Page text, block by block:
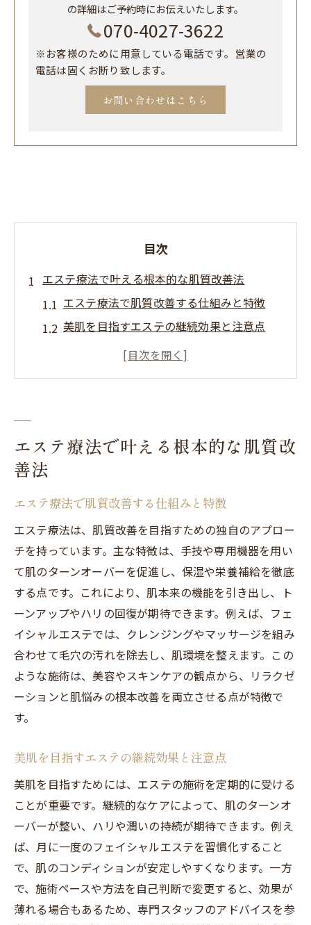
の詳細はご予約時にお伝えいたします。
070-4027-3622
※お客様のために用意している電話です。営業の
電話は固くお断り致します。
お問い合わせはこちら
目次
エステ療法で叶える根本的な肌質改善法
エステ療法で肌質改善する仕組みと特徴
美肌を目指すエステの継続効果と注意点
エステ施術でリスクを抑えた肌ケアを実現
エステ施術後の肌コンディションの変化と
エステと美容皮膚科の施術内容を比較解説
エステと医療で異なる安全性への配慮点
美容皮膚科とエステどっちを選ぶべき？
エステ療法と医療行為の役割の違いを理解
エステとサロンの違いで得られる効果とは
エステと美容医療の費用対効果を知る
美肌を目指すならエステ療法の選び方が鍵
自分に合うエステ療法の見極め方とポイン
ト
エステの意味ない施術を避ける方法
施術内容や効果を事前に確認する重要性
口コミや体験談も活かすエステ選び
医療とエステの施術は何が違うのか解説
エステと医療の施術方法の根本的な相違点
医療エステと一般エステの違いを知ろう
フォトフェイシャルの違いを徹底解説
エステ療法で叶える根本的な肌質改
善法
エステ療法で肌質改善する仕組みと特徴
エステ療法は、肌質改善を目指すための独自のアプロー
チを持っています。主な特徴は、手技や専用機器を用い
て肌のターンオーバーを促進し、保湿や栄養補給を徹底
する点です。これにより、肌本来の機能を引き出し、ト
ーンアップやハリの回復が期待できます。例えば、フェ
イシャルエステでは、クレンジングやマッサージを組み
合わせて毛穴の汚れを除去し、肌環境を整えます。この
ような施術は、美容やスキンケアの観点から、リラクゼ
ーションと肌悩みの根本改善を両立させる点が特徴で
す。
美肌を目指すエステの継続効果と注意点
美肌を目指すためには、エステの施術を定期的に受ける
ことが重要です。継続的なケアによって、肌のターンオ
ーバーが整い、ハリや潤いの持続が期待できます。例え
ば、月に一度のフェイシャルエステを習慣化すること
で、肌のコンディションが安定しやすくなります。一方
で、施術ペースや方法を自己判断で変更すると、効果が
薄れる場合もあるため、専門スタッフのアドバイスを参